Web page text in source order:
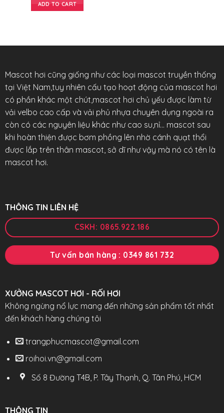
ADD TO CART
Mascot hơi cũng giống như các loại mascot truyền thống
tại Việt Nam,tuy nhiên cấu tạo hoạt động của mascot hơi
có phần khác một chút,mascot hơi chủ yếu được làm từ
vải velbo cao cấp và vải phủ nhựa chuyên dụng ngoài ra
còn có các nguyên liệu khác như cao su,nỉ… mascot sau
khi hoàn thiện được bơm phồng lên nhờ cánh quạt thổi
được lắp trên thân mascot, sở dĩ như vậy mà nó có tên là
mascot hơi.
THÔNG TIN LIÊN HỆ
CSKH: 0865.922.186
Tư vấn bán hàng : 0349 861 732
XƯỞNG MASCOT HƠI - RỐI HƠI
Không ngừng nổ lực mang đến những sản phẩm tốt nhất
đến khách hàng chúng tôi
trangphucmascot@gmail.com
roihoi.vn@gmail.com
Số 8 Đường T4B, P. Tây Thạnh, Q. Tân Phú, HCM
THÔNG TIN